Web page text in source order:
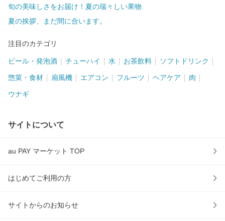
旬の美味しさをお届け！夏の瑞々しい果物
夏の挨拶、まだ間に合います。
注目のカテゴリ
ビール・発泡酒 チューハイ 水 お茶飲料 ソフトドリンク
惣菜・食材 扇風機 エアコン フルーツ ヘアケア 肉
ウナギ
サイトについて
au PAY マーケット TOP
はじめてご利用の方
サイトからのお知らせ